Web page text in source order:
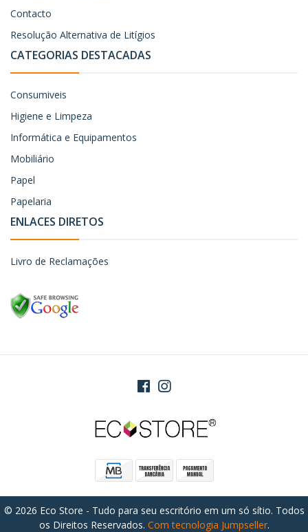
Contacto
Resolução Alternativa de Litígios
CATEGORIAS DESTACADAS
Consumiveis
Higiene e Limpeza
Informática e Equipamentos
Mobiliário
Papel
Papelaria
ENLACES DIRETOS
Livro de Reclamações
© 2026 Eco Store - Tudo para seu escritório em um só sítio. Todos
os Direitos Reservados. Com tecnologia Jumpseller.